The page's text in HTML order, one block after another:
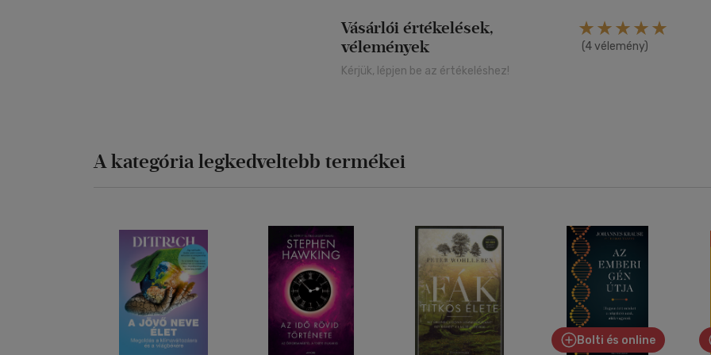
Vásárlói értékelések,
vélemények
(4 vélemény)
Kérjük, lépjen be az értékeléshez!
A kategória legkedveltebb termékei
Bolti és online